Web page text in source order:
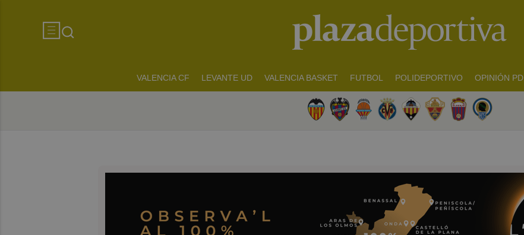
VALENCIA CF LEVANTE UD VALENCIA BASKET FUTBOL POLIDEPORTIVO OPINIÓN PD